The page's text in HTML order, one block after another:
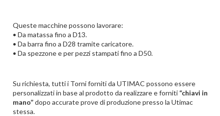
Queste macchine possono lavorare:
• Da matassa fino a D13.
• Da barra fino a D28 tramite caricatore.
• Da spezzone e per pezzi stampati fino a D50.
Su richiesta, tutti i Torni forniti da UTIMAC possono essere
personalizzati in base al prodotto da realizzare e forniti “chiavi in
mano”dopo accurate prove di produzione presso la Utimac
stessa.